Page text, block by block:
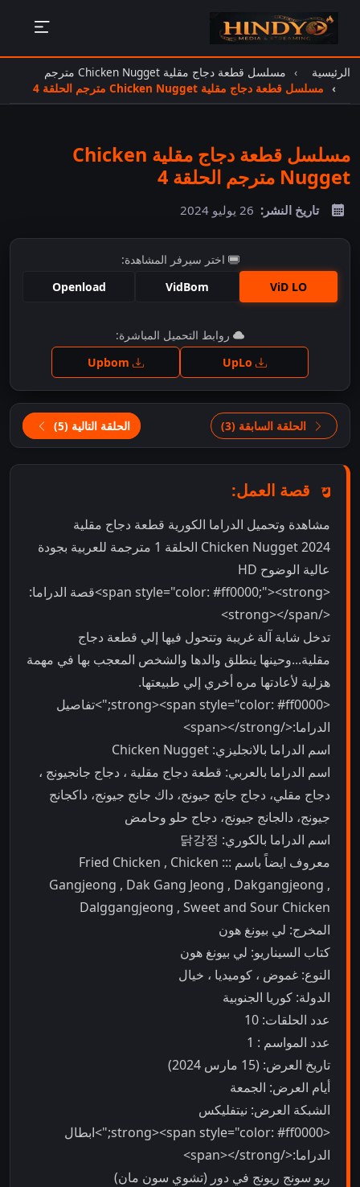
الرئيسية
مسلسل قطعة دجاج مقلية Chicken Nugget مترجم
مسلسل قطعة دجاج مقلية Chicken Nugget مترجم الحلقة 4
مسلسل قطعة دجاج مقلية Chicken
Nugget مترجم الحلقة 4
تاريخ النشر: 26 يوليو 2024
اختر سيرفر المشاهدة:
ViD LO
VidBom
Openload
اضغط للمشاهدة
روابط التحميل المباشرة:
الحلقة السابقة (3) الحلقة التالية (5)
قصة العمل:
مشاهدة وتحميل الدراما الكورية قطعة دجاج مقلية
Chicken Nugget 2024 الحلقة 1 مترجمة للعربية بجودة
عالية الوضوح HD
<span style="color: #ff0000;"><strong>قصة الدراما:
</strong></span>
تدخل شابة آلة غريبة وتتحول فيها إلي قطعة دجاج
مقلية...وحينها ينطلق والدها والشخص المعجب بها في مهمة
هزلية لأعادتها مره أخري إلي طبيعتها.
<strong><span style="color: #ff0000;">تفاصيل
الدراما:</span></strong>
اسم الدراما بالانجليزي: Chicken Nugget
اسم الدراما بالعربي: قطعة دجاج مقلية ، دجاج جانجيونج ،
دجاج مقلي، دجاج جانج جيونج، داك جانج جيونج، داكجانج
جيونج، دالجانج جيونج، دجاج حلو وحامض
اسم الدراما بالكوري: 닭강정
معروف ايضاً باسم ::: Fried Chicken , Chicken
Gangjeong , Dak Gang Jeong , Dakgangjeong ,
Dalggangjeong , Sweet and Sour Chicken
المخرج: لي بيونغ هون
كتاب السيناريو: لي بيونغ هون
النوع: غموض ، كوميديا ، خيال
الدولة: كوريا الجنوبية
عدد الحلقات: 10
عدد المواسم : 1
تاريخ العرض: (15 مارس 2024)
أيام العرض: الجمعة
الشبكة العرض: نيتفليكس
<strong><span style="color: #ff0000;">ابطال
الدراما:</span></strong>
ريو سونج ريونج في دور (تشوي سون مان)